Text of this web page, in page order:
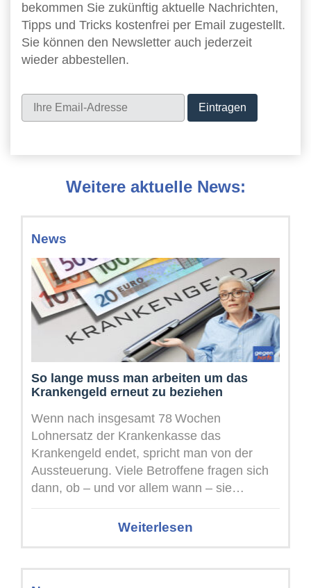
bekommen Sie zukünftig aktuelle Nachrichten,
Tipps und Tricks kostenfrei per Email zugestellt.
Sie können den Newsletter auch jederzeit
wieder abbestellen.
Weitere aktuelle News:
News
So lange muss man arbeiten um das
Krankengeld erneut zu beziehen
Wenn nach insgesamt 78 Wochen
Lohnersatz der Krankenkasse das
Krankengeld endet, spricht man von der
Aussteuerung. Viele Betroffene fragen sich
dann, ob – und vor allem wann – sie
nochmals Anspruch ...
Weiterlesen